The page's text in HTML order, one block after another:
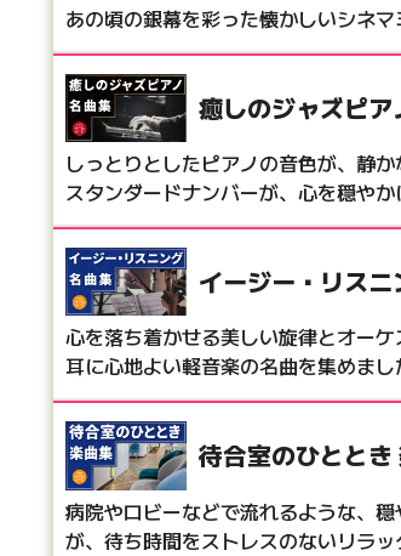
あの頃の銀幕を彩った懐かしいシネ
癒しのジャズピア
しっとりとしたピアノの音色が、静
スタンダードナンバーが、心を穏やか
イージー・リス
心を落ち着かせる美しい旋律とオー
耳に心地よい軽音楽の名曲を集めまし
待合室のひととき
病院やロビーなどで流れるような、
が、待ち時間をストレスのないリラッ